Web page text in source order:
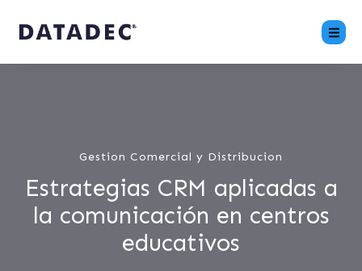
Gestion Comercial y Distribucion
Estrategias CRM aplicadas a
la comunicación en centros
educativos